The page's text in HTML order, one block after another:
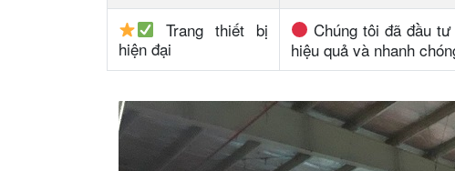
Trang thiết bị
hiện đại
Chúng tôi đã đầu
hiệu quả và nhanh